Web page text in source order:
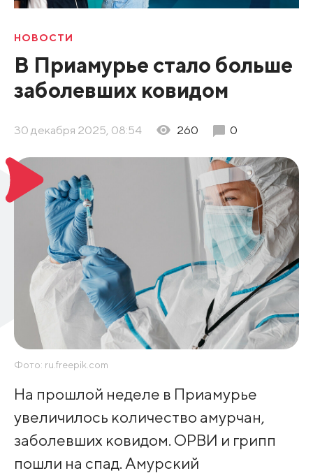
НОВОСТИ
В Приамурье стало больше
заболевших ковидом
30 декабря 2025, 08:54 260 0
Фото: ru.freepik.com
На прошлой неделе в Приамурье
увеличилось количество амурчан,
заболевших ковидом. ОРВИ и грипп
пошли на спад. Амурский